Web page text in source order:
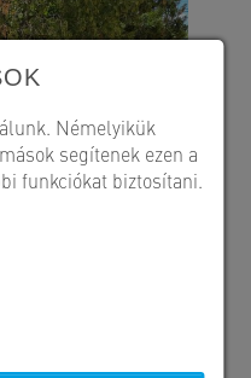
Némelyikük
segítenek ezen a
funkciókat biztosítani.